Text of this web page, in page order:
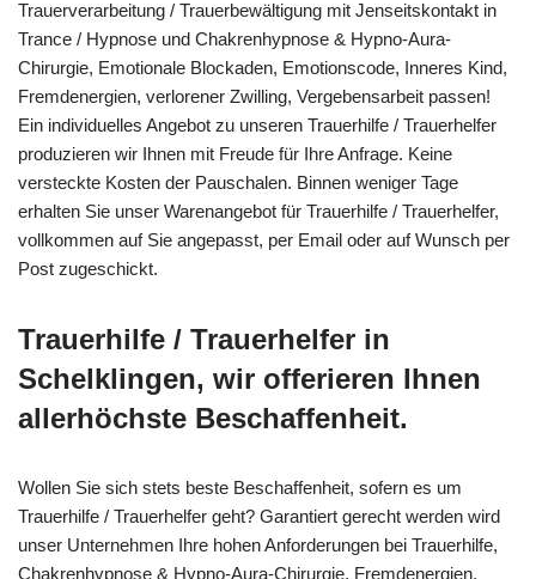
Trauerverarbeitung / Trauerbewältigung mit Jenseitskontakt in
Trance / Hypnose und Chakrenhypnose & Hypno-Aura-
Chirurgie, Emotionale Blockaden, Emotionscode, Inneres Kind,
Fremdenergien, verlorener Zwilling, Vergebensarbeit passen!
Ein individuelles Angebot zu unseren Trauerhilfe / Trauerhelfer
produzieren wir Ihnen mit Freude für Ihre Anfrage. Keine
versteckte Kosten der Pauschalen. Binnen weniger Tage
erhalten Sie unser Warenangebot für Trauerhilfe / Trauerhelfer,
vollkommen auf Sie angepasst, per Email oder auf Wunsch per
Post zugeschickt.
Trauerhilfe / Trauerhelfer in
Schelklingen, wir offerieren Ihnen
allerhöchste Beschaffenheit.
Wollen Sie sich stets beste Beschaffenheit, sofern es um
Trauerhilfe / Trauerhelfer geht? Garantiert gerecht werden wird
unser Unternehmen Ihre hohen Anforderungen bei Trauerhilfe,
Chakrenhypnose & Hypno-Aura-Chirurgie, Fremdenergien,